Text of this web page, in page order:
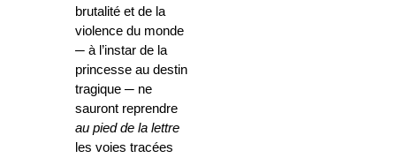
brutalité et de la
violence du monde
─ à l’instar de la
princesse au destin
tragique ─ ne
sauront reprendre
au pied de la lettre
les voies tracées